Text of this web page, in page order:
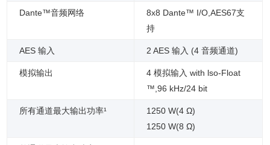
Dante™音频网络
8x8 Dante™ I/O,AES67支
持
AES 输入 2 AES 输入 (4 音频通道)
模拟输出
4 模拟输入 with lso-Float
™,96 kHz/24 bit
所有通道最大输出功率¹
1250 W(4 Ω)
1250 W(8 Ω)